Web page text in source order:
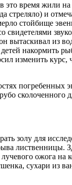
это время жили
стреляло) и
стойбище
свидетелями
вытаскивал из
накормить
изменить курс,
погребенных
сколоченного
золу для
лиственницы.
ожога на
сухари из